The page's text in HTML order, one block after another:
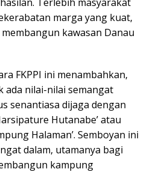
marga yang kuat,
kawasan Danau
FKPPI ini menambahkan,
ada nilai-nilai semangat
senantiasa dijaga dengan
Hutanabe’ atau
Halaman’. Semboyan ini
dalam, utamanya bagi
kampung